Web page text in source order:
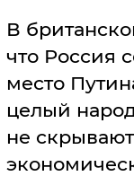
В
что Россия
место
целый
не